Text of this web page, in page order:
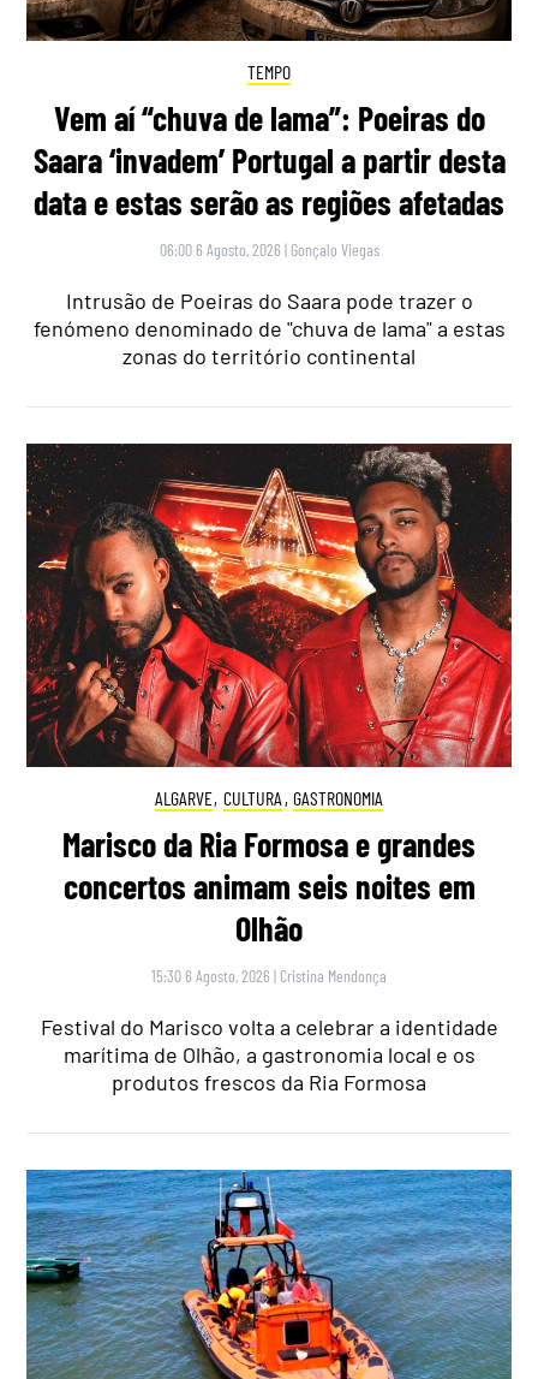
TEMPO
Vem aí “chuva de lama”: Poeiras do
Saara ‘invadem’ Portugal a partir desta
data e estas serão as regiões afetadas
06:00 6 Agosto, 2026 | Gonçalo Viegas
Intrusão de Poeiras do Saara pode trazer o
fenómeno denominado de "chuva de lama" a estas
zonas do território continental
ALGARVE, CULTURA , GASTRONOMIA
Marisco da Ria Formosa e grandes
concertos animam seis noites em
Olhão
15:30 6 Agosto, 2026 | Cristina Mendonça
Festival do Marisco volta a celebrar a identidade
marítima de Olhão, a gastronomia local e os
produtos frescos da Ria Formosa